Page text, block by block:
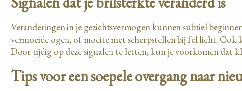
Veranderingen in je gezichtsvermogen kunnen subtiel
vermoeide ogen, of moeite met scherpstellen bij fel licht. Ook
Door tijdig op deze signalen te letten, kun je voorkomen dat
Tips voor een soepele overgang naar